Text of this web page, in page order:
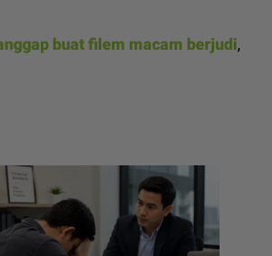
buat filem macam berjudi,